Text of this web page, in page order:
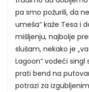
pa smo požurili, da
umeša” kaže Tesa i
mišljenju, najbolje
slušam, nekako je
Lagoon“ vodeći
prati bend na
potrazi za